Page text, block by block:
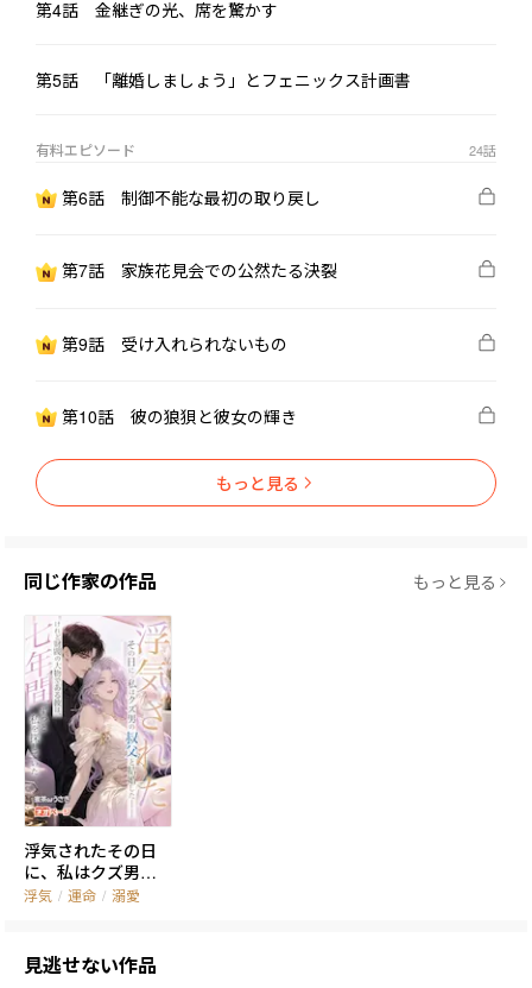
当だけ。
――だから葵は決めた。
る。
「離婚届には、もう署名済みです」
蓮は、それをただの拗ねた態度だと思った。
べての瞬間を記録していたことを。
「星野七瀬」――その名は芸術界を駆け巡り、名匠たちからも絶賛さ
れた。
そして火災が起きた日。
蓮は正気を失ったように炎の中へ飛び込んだ。
ただ一つ。
彼女の亡き母が残した道具箱を救い出すために。
焼け焦げた手のまま、彼は葵の前で深く頭を下げた。
それから――ありがとう」
第4話 金継ぎの光、席を驚かす
第5話 「離婚しましょう」とフェニックス計画書
有料エピソード 24話
第6話 制御不能な最初の取り戻し
第7話 家族花見会での公然たる決裂
第9話 受け入れられないもの
第10話 彼の狼狽と彼女の輝き
もっと見る
同じ作家の作品 もっと見る
浮気されたその日
に、私はクズ男の
叔父と結婚した――け
ずっと私を探して
いた
浮気 / 運命 / 溺愛
見逃せない作品